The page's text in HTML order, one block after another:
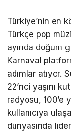
Türkiye’nin en
Türkçe pop
ayında doğum
Karnaval
adımlar atıyor.
22’nci yaşını
radyosu, 100’e
kullanıcıya
dünyasında